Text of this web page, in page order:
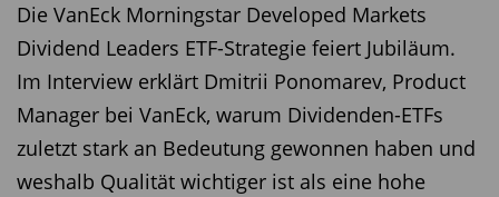
Darstellung der minimalen, maximalen und
durchschnittlichen Renditen p.a. rollierender
Anlagezeiträume
Die VanEck Morningstar Developed Markets
Dividend Leaders ETF-Strategie feiert Jubiläum.
Im Interview erklärt Dmitrii Ponomarev, Product
Manager bei VanEck, warum Dividenden-ETFs
zuletzt stark an Bedeutung gewonnen haben und
weshalb Qualität wichtiger ist als eine hohe